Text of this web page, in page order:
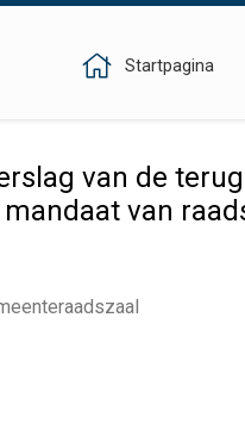
Startpagina
van de
van